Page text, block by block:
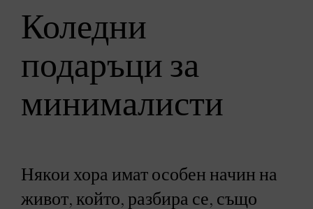
Коледни
подаръци за
минималисти
Някои хора имат особен начин на
живот, който, разбира се, също